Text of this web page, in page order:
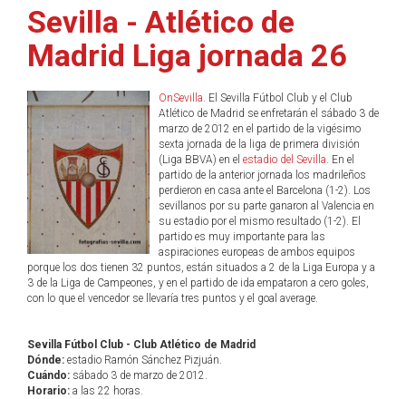
Sevilla - Atlético de
Madrid Liga jornada 26
OnSevilla. El Sevilla Fútbol Club y el Club
Atlético de Madrid se enfretarán el sábado 3 de
marzo de 2012 en el partido de la vigésimo
sexta jornada de la liga de primera división
(Liga BBVA) en el estadio del Sevilla. En el
partido de la anterior jornada los madrileños
perdieron en casa ante el Barcelona (1-2). Los
sevillanos por su parte ganaron al Valencia en
su estadio por el mismo resultado (1-2). El
partido es muy importante para las
aspiraciones europeas de ambos equipos
porque los dos tienen 32 puntos, están situados a 2 de la Liga Europa y a
3 de la Liga de Campeones, y en el partido de ida empataron a cero goles,
con lo que el vencedor se llevaría tres puntos y el goal average.
Sevilla Fútbol Club - Club Atlético de Madrid
Dónde: estadio Ramón Sánchez Pizjuán.
Cuándo: sábado 3 de marzo de 2012.
Horario: a las 22 horas.